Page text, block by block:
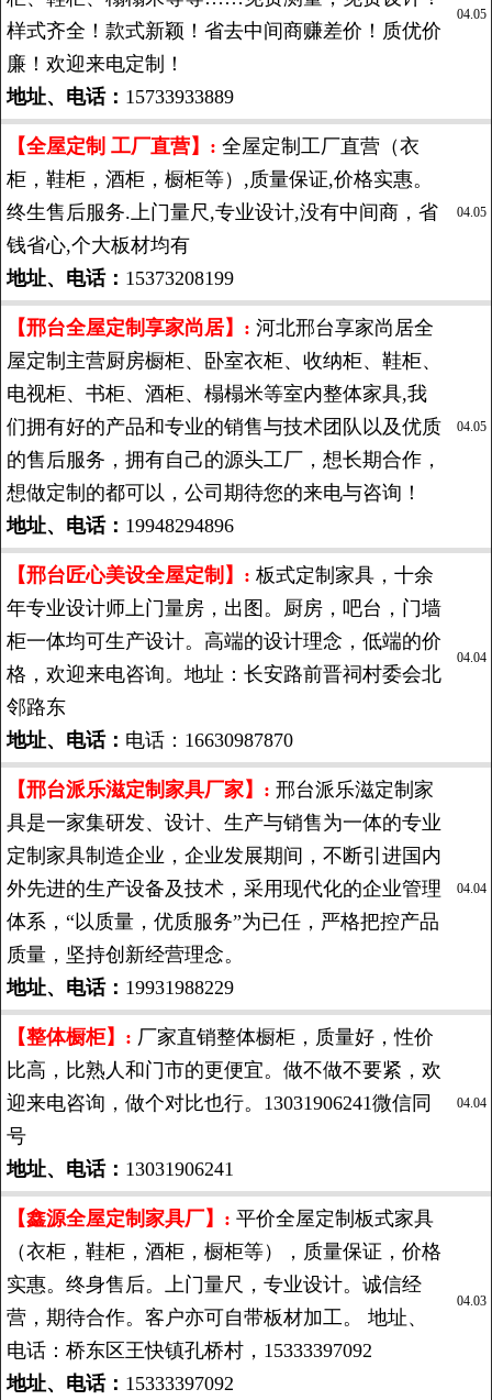
样式齐全！款式新颖！省去中间商赚差价！质优价
廉！欢迎来电定制！
地址、电话： 15733933889
04.05
【全屋定制 工厂直营】: 全屋定制工厂直营（衣
柜，鞋柜，酒柜，橱柜等）,质量保证,价格实惠。
终生售后服务.上门量尺,专业设计,没有中间商，省
钱省心,个大板材均有
地址、电话： 15373208199
04.05
【邢台全屋定制享家尚居】: 河北邢台享家尚居全
屋定制主营厨房橱柜、卧室衣柜、收纳柜、鞋柜、
电视柜、书柜、酒柜、榻榻米等室内整体家具,我
们拥有好的产品和专业的销售与技术团队以及优质
的售后服务，拥有自己的源头工厂，想长期合作，
想做定制的都可以，公司期待您的来电与咨询！
地址、电话： 19948294896
04.05
【邢台匠心美设全屋定制】: 板式定制家具，十余
年专业设计师上门量房，出图。厨房，吧台，门墙
柜一体均可生产设计。高端的设计理念，低端的价
格，欢迎来电咨询。地址：长安路前晋祠村委会北
邻路东
地址、电话： 电话：16630987870
04.04
【邢台派乐滋定制家具厂家】: 邢台派乐滋定制家
具是一家集研发、设计、生产与销售为一体的专业
定制家具制造企业，企业发展期间，不断引进国内
外先进的生产设备及技术，采用现代化的企业管理
体系，“以质量，优质服务”为已任，严格把控产品
质量，坚持创新经营理念。
地址、电话： 19931988229
04.04
【整体橱柜】: 厂家直销整体橱柜，质量好，性价
比高，比熟人和门市的更便宜。做不做不要紧，欢
迎来电咨询，做个对比也行。13031906241微信同
号
地址、电话： 13031906241
04.04
【鑫源全屋定制家具厂】: 平价全屋定制板式家具
（衣柜，鞋柜，酒柜，橱柜等），质量保证，价格
实惠。终身售后。上门量尺，专业设计。诚信经
营，期待合作。客户亦可自带板材加工。 地址、
电话：桥东区王快镇孔桥村，15333397092
地址、电话： 15333397092
04.03